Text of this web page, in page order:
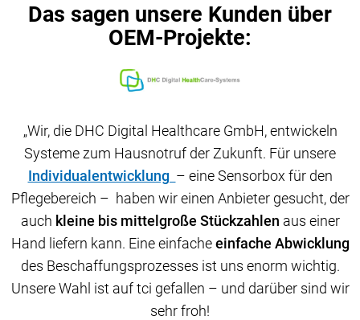
Das sagen unsere Kunden über
OEM-Projekte:
„Wir, die DHC Digital Healthcare GmbH, entwickeln
Systeme zum Hausnotruf der Zukunft. Für unsere
Individualentwicklung – eine Sensorbox für den
Pflegebereich – haben wir einen Anbieter gesucht, der
auch kleine bis mittelgroße Stückzahlen aus einer
Hand liefern kann. Eine einfacheeinfache Abwicklung
des Beschaffungsprozesses ist uns enorm wichtig.
Unsere Wahl ist auf tci gefallen – und darüber sind wir
sehr froh!
„Wir, die DHC Digital Healthcare GmbH, entwickeln
Systeme zum Hausnotruf der Zukunft. Für unsere
Individualentwicklung – eine Sensorbox für den
Pflegebereich – haben wir einen Anbieter gesucht, der
auch kleine bis mittelgroße Stückzahlen aus einer
Hand liefern kann. Eine einfacheeinfache Abwicklung
des Beschaffungsprozesses ist uns enorm wichtig.
Unsere Wahl ist auf tci gefallen – und darüber sind wir
sehr froh!
„Wir, die DHC Digital Healthcare GmbH, entwickeln
Systeme zum Hausnotruf der Zukunft. Für unsere
Individualentwicklung – eine Sensorbox für den
Pflegebereich – haben wir einen Anbieter gesucht, der
auch kleine bis mittelgroße Stückzahlen aus einer
Hand liefern kann. Eine einfacheeinfache Abwicklung
des Beschaffungsprozesses ist uns enorm wichtig.
Unsere Wahl ist auf tci gefallen – und darüber sind wir
sehr froh!